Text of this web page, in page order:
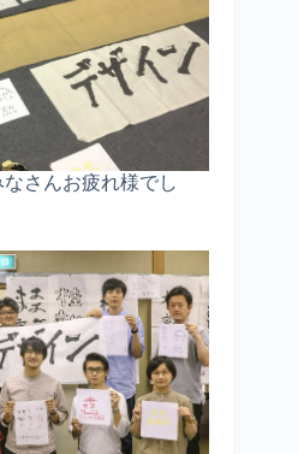
さんお疲れ様でし